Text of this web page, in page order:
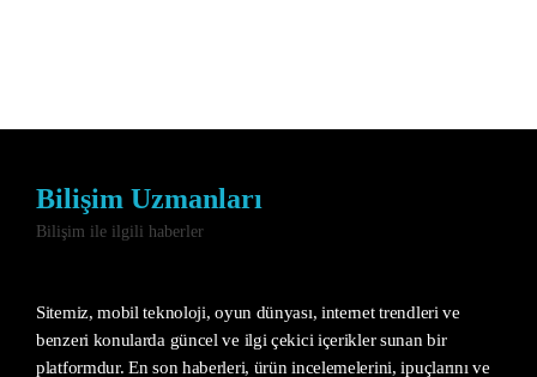
Bilişim Uzmanları
Bilişim ile ilgili haberler
Sitemiz, mobil teknoloji, oyun dünyası, internet trendleri ve
benzeri konularda güncel ve ilgi çekici içerikler sunan bir
platformdur. En son haberleri, ürün incelemelerini, ipuçlarını ve